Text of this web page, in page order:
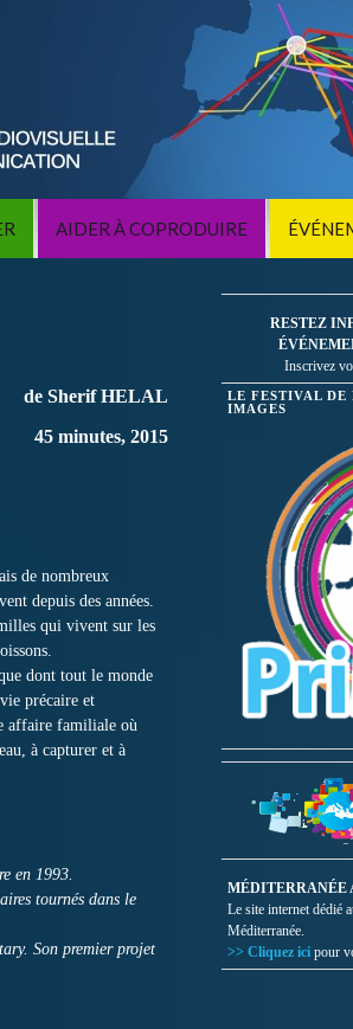
AIDER À COPRODUIRE
de Sherif HELAL
45 minutes, 2015
de nombreux
depuis des années.
qui vivent sur les
dont tout le monde
précaire et
affaire familiale où
à capturer et à
en 1993.
tournés dans le
Son premier projet
RESTEZ
Inscrivez
LE FESTIVAL DE
IMAGES
MÉDITERRANÉE
Le site internet dédié
Méditerranée.
>> Cliquez ici pour